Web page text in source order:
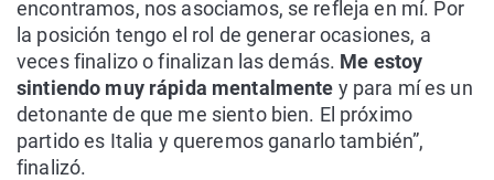
encontramos, nos asociamos, se refleja en mí. Por
la posición tengo el rol de generar ocasiones, a
veces finalizo o finalizan las demás. Me estoy
sintiendo muy rápida mentalmente y para mí es un
detonante de que me siento bien. El próximo
partido es Italia y queremos ganarlo también”,
finalizó.